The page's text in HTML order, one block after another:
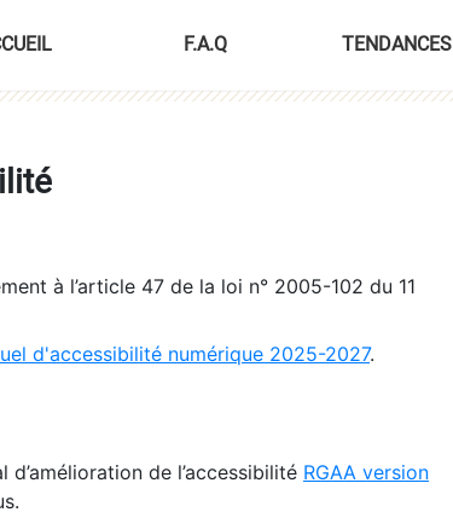
F.A.Q TENDANCES
à l’article 47 de la loi n° 2005-102 du 11
d'accessibilité numérique 2025-2027.
de l’accessibilité RGAA version